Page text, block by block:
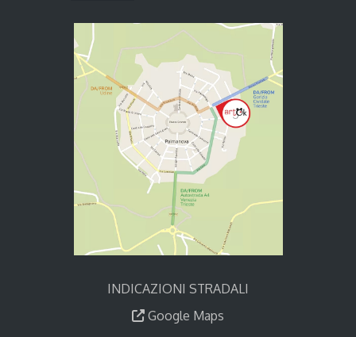
INDICAZIONI STRADALI
Google Maps